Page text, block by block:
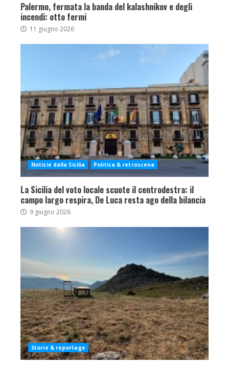
Palermo, fermata la banda del kalashnikov e degli
incendi: otto fermi
11 giugno 2026
Notizie dalla Sicilia Politica & retroscena
La Sicilia del voto locale scuote il centrodestra: il
campo largo respira, De Luca resta ago della bilancia
9 giugno 2026
Storie & reportage